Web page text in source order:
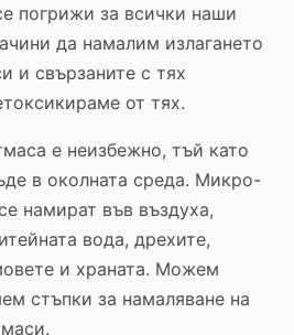
погрижи за всички наши
да намалим излагането
и свързаните с тях
от тях.
е неизбежно, тъй като
в околната среда. Микро-
намират във въздуха,
вода, дрехите,
и храната. Можем
стъпки за намаляване на